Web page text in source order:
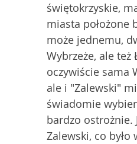
świętokrzyskie,
miasta położone
może jednemu,
Wybrzeże, ale też
oczywiście sama
ale i "Zalewski"
świadomie
bardzo ostrożnie.
Zalewski, co